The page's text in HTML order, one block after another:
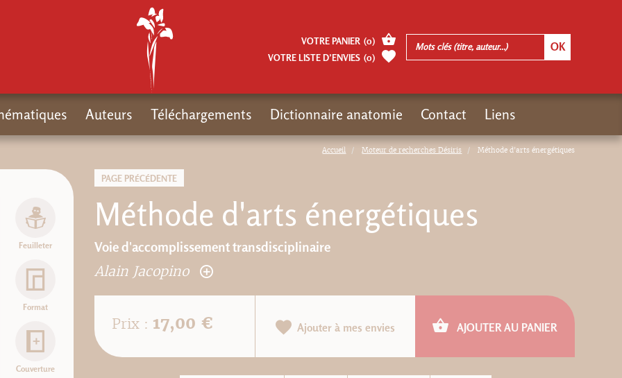
Accueil Moteur de recherches Désiris Méthode d'arts énergétiques
PAGE PRÉCÉDENTE
Méthode d'arts énergétiques
Voie d'accomplissement transdisciplinaire
Alain Jacopino
Feuilleter
Format
Couverture
Prix : 17,00 € Ajouter à mes envies AJOUTER AU PANIER
VOTRE PANIER (0)
VOTRE LISTE D’ENVIES (0)
Auteurs Téléchargements Dictionnaire anatomie Contact Liens